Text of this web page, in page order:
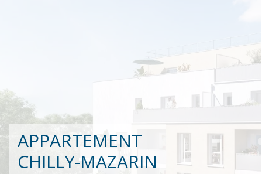
APPARTEMENT
CHILLY-MAZARIN